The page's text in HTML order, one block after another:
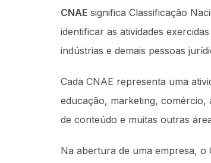
CNAE significa Classificação
identificar as atividades
indústrias e demais pessoas
Cada CNAE representa uma
educação, marketing,
de conteúdo e muitas outras
Na abertura de uma empresa, o